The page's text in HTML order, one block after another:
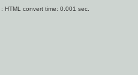
HTML convert time: 0.001 sec.